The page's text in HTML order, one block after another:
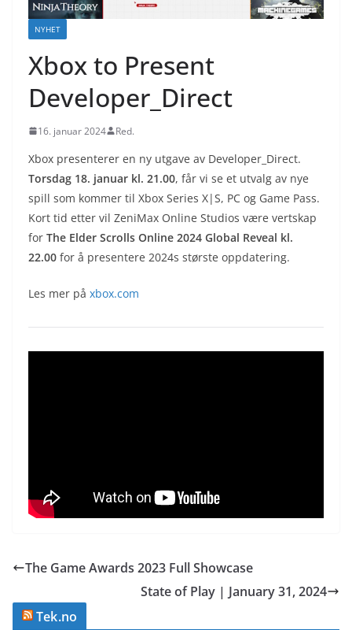
NYHET
Xbox to Present
Developer_Direct
16. januar 2024 Red.
Xbox presenterer en ny utgave av Developer_Direct.
Torsdag 18. januar kl. 21.00, får vi se et utvalg av nye
spill som kommer til Xbox Series X|S, PC og Game Pass.
Kort tid etter vil ZeniMax Online Studios være vertskap
for The Elder Scrolls Online 2024 Global Reveal kl.
22.00 for å presentere 2024s største oppdatering.
Les mer på xbox.com
The Game Awards 2023 Full Showcase
State of Play | January 31, 2024
Tek.no